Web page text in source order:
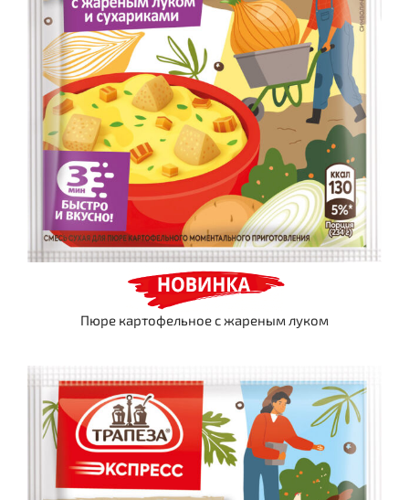
Пюре картофельное с жареным луком